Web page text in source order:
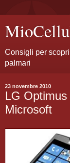
Consigli per
palmari
23 novembre 2010
LG
Microsoft